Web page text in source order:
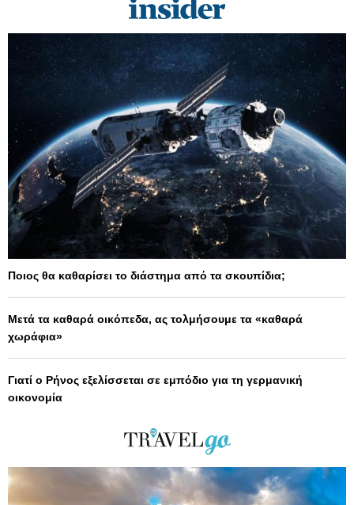
Ποιος θα καθαρίσει το διάστημα από τα σκουπίδια;
Μετά τα καθαρά οικόπεδα, ας τολμήσουμε τα «καθαρά
χωράφια»
Γιατί ο Ρήνος εξελίσσεται σε εμπόδιο για τη γερμανική
οικονομία